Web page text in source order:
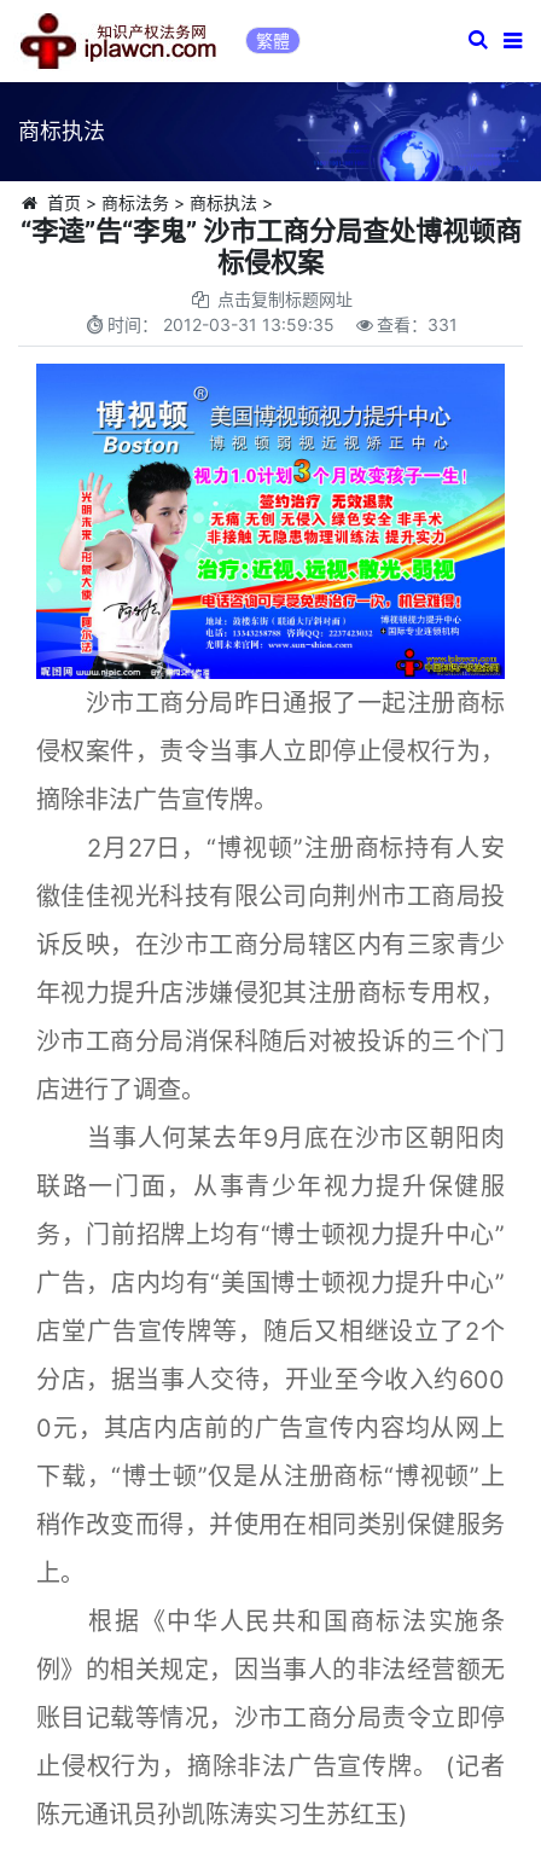
繁體
商标执法
首页 > 商标法务> 商标执法>
“李逵”告“李鬼” 沙市工商分局查处博视顿商
标侵权案
点击复制标题网址
时间： 2012-03-31 13:59:35 查看： 331
沙市工商分局昨日通报了一起注册商标
侵权案件，责令当事人立即停止侵权行为，
摘除非法广告宣传牌。
2月27日，“博视顿”注册商标持有人安
徽佳佳视光科技有限公司向荆州市工商局投
诉反映，在沙市工商分局辖区内有三家青少
年视力提升店涉嫌侵犯其注册商标专用权，
沙市工商分局消保科随后对被投诉的三个门
店进行了调查。
当事人何某去年9月底在沙市区朝阳肉
联路一门面，从事青少年视力提升保健服
务，门前招牌上均有“博士顿视力提升中心”
广告，店内均有“美国博士顿视力提升中心”
店堂广告宣传牌等，随后又相继设立了2个
分店，据当事人交待，开业至今收入约600
0元，其店内店前的广告宣传内容均从网上
下载，“博士顿”仅是从注册商标“博视顿”上
稍作改变而得，并使用在相同类别保健服务
上。
根据《中华人民共和国商标法实施条
例》的相关规定，因当事人的非法经营额无
账目记载等情况，沙市工商分局责令立即停
止侵权行为，摘除非法广告宣传牌。 (记者
陈元通讯员孙凯陈涛实习生苏红玉)